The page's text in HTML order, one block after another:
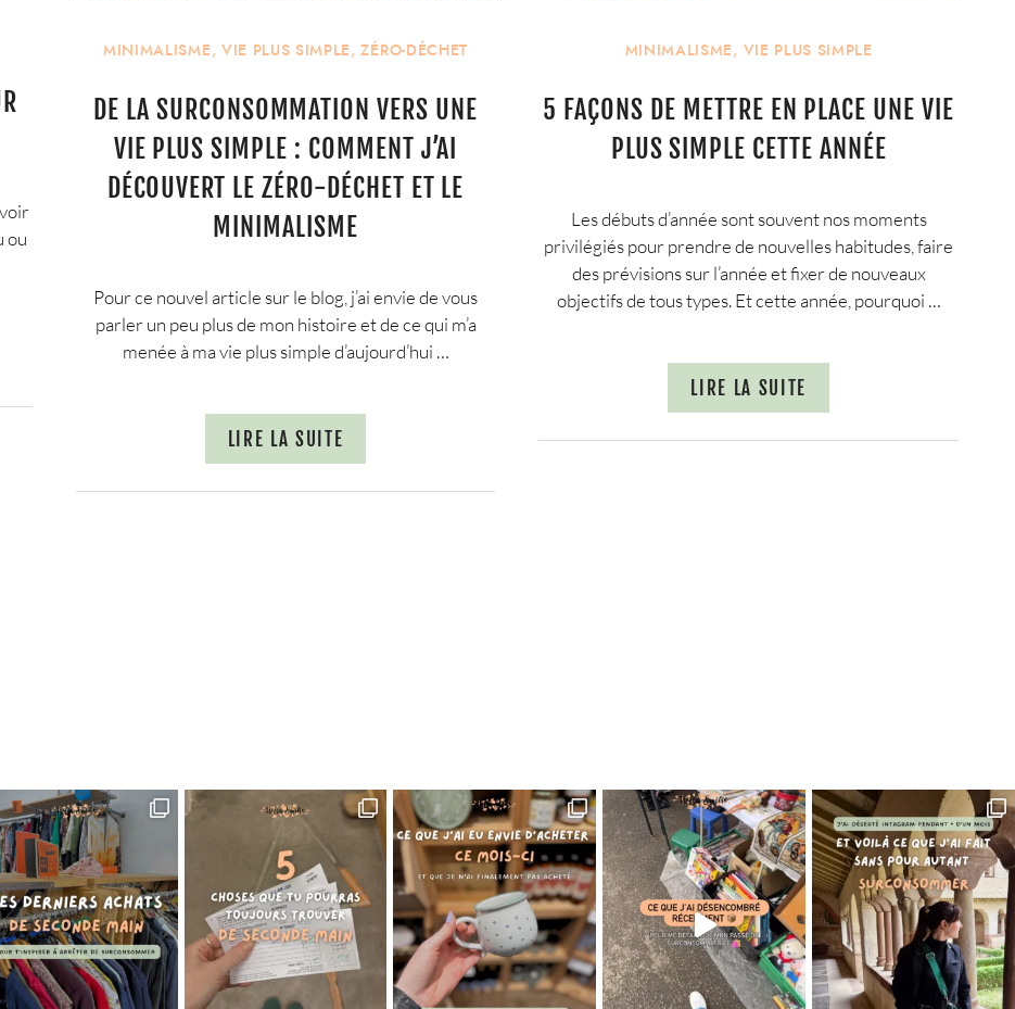
ou
MINIMALISME, VIE PLUS SIMPLE,ZÉRO-DÉCHET
DE LA SURCONSOMMATION VERS UNE
VIE PLUS SIMPLE : COMMENT J’AI
DÉCOUVERT LE ZÉRO-DÉCHET ET LE
MINIMALISME
Pour ce nouvel article sur le blog, j’ai envie de vous
parler un peu plus de mon histoire et de ce qui m’a
menée à ma vie plus simple d’aujourd’hui …
LIRE LA SUITE
MINIMALISME, VIE PLUS SIMPLE
5 FAÇONS DE METTRE EN PLACE UNE VIE
PLUS SIMPLE CETTE ANNÉE
Les débuts d’année sont souvent nos moments
privilégiés pour prendre de nouvelles habitudes, faire
des prévisions sur l’année et fixer de nouveaux
objectifs de tous types. Et cette année, pourquoi …
LIRE LA SUITE